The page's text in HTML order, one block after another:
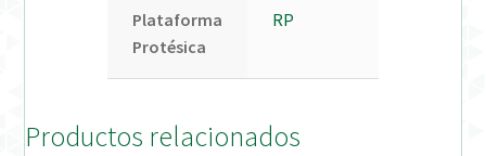
Plataforma
Protésica
RP
Productos relacionados